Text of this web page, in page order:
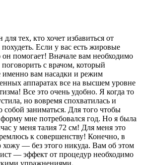
тех, кто хочет избавиться от
Если у вас есть жировые
помогает! Вначале вам необходимо
поговорить с врачом, который
именно вам насадки и режим
аппаратах все на высшем уровне
Все это очень удобно. Я когда то
но вовремя спохватилась и
собой заниматься. Для того чтобы
мне потребовался год. Но я была
у меня талия 72 см! Для меня это
к совершенству! Конечно, в
хожу — без этого никуда. Вам об этом
— эффект от процедур необходимо
упражнениями.